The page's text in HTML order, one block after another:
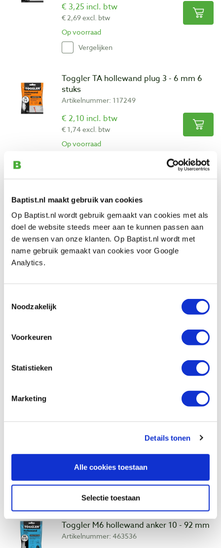
Baptist.nl maakt gebruik van cookies
Op Baptist.nl wordt gebruik gemaakt van cookies met als
doel de website steeds meer aan te kunnen passen aan
de wensen van onze klanten. Op Baptist.nl wordt met
name gebruik gemaakt van cookies voor Google
Analytics.
Noodzakelijk
Voorkeuren
Statistieken
Marketing
Details tonen
Alle cookies toestaan
Selectie toestaan
€ 3,25 incl. btw
€ 2,69 excl. btw
Op voorraad
Vergelijken
Toggler TA hollewand plug 3 - 6 mm 6
stuks
Artikelnummer: 117249
€ 2,10 incl. btw
€ 1,74 excl. btw
Op voorraad
stuks
Artikelnummer: 117252
€ 2,30 incl. btw
€ 1,90 excl. btw
Op voorraad
Toggler TB hollewand plug 9 - 13 mm 20
stuks
€ 2,70 incl. btw
€ 2,23 excl. btw
Op voorraad
Vergelijken
Toggler M6 hollewand anker 10 - 92 mm
Artikelnummer: 463536